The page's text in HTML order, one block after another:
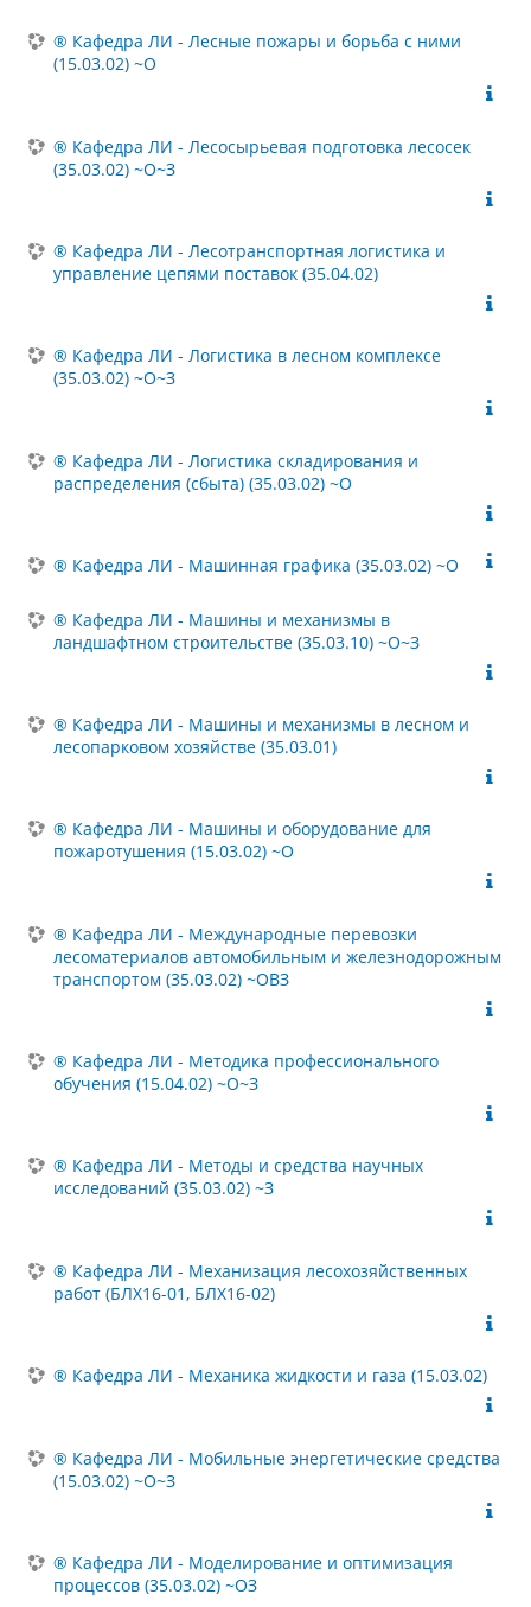
® Кафедра ЛИ - Лесные пожары и борьба с ними
(15.03.02) ~О
® Кафедра ЛИ - Лесосырьевая подготовка лесосек
(35.03.02) ~О~З
® Кафедра ЛИ - Лесотранспортная логистика и
управление цепями поставок (35.04.02)
® Кафедра ЛИ - Логистика в лесном комплексе
(35.03.02) ~О~З
® Кафедра ЛИ - Логистика складирования и
распределения (сбыта) (35.03.02) ~О
® Кафедра ЛИ - Машинная графика (35.03.02) ~О
® Кафедра ЛИ - Машины и механизмы в
ландшафтном строительстве (35.03.10) ~О~З
® Кафедра ЛИ - Машины и механизмы в лесном и
лесопарковом хозяйстве (35.03.01)
® Кафедра ЛИ - Машины и оборудование для
пожаротушения (15.03.02) ~О
® Кафедра ЛИ - Международные перевозки
лесоматериалов автомобильным и железнодорожным
транспортом (35.03.02) ~ОВЗ
® Кафедра ЛИ - Методика профессионального
обучения (15.04.02) ~О~З
® Кафедра ЛИ - Методы и средства научных
исследований (35.03.02) ~З
® Кафедра ЛИ - Механизация лесохозяйственных
работ (БЛХ16-01, БЛХ16-02)
® Кафедра ЛИ - Механика жидкости и газа (15.03.02)
® Кафедра ЛИ - Мобильные энергетические средства
(15.03.02) ~О~З
® Кафедра ЛИ - Моделирование и оптимизация
процессов (35.03.02) ~ОЗ